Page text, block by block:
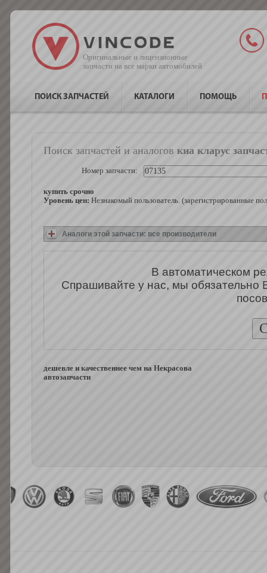
Оригинальные и лицензионные
запчасти на все марки автомобилей
ПОИСК ЗАПЧАСТЕЙ КАТАЛОГИ ПОМОЩЬ
Поиск запчастей и аналогов киа кларус
Номер запчасти:
купить срочно
Уровень цен: Незнакомый пользователь. (зарегистрированные
Аналоги этой запчасти: все производители
В автоматическом
Спрашивайте у нас, мы
дешевле и качественнее чем на Некрасова
автозапчасти